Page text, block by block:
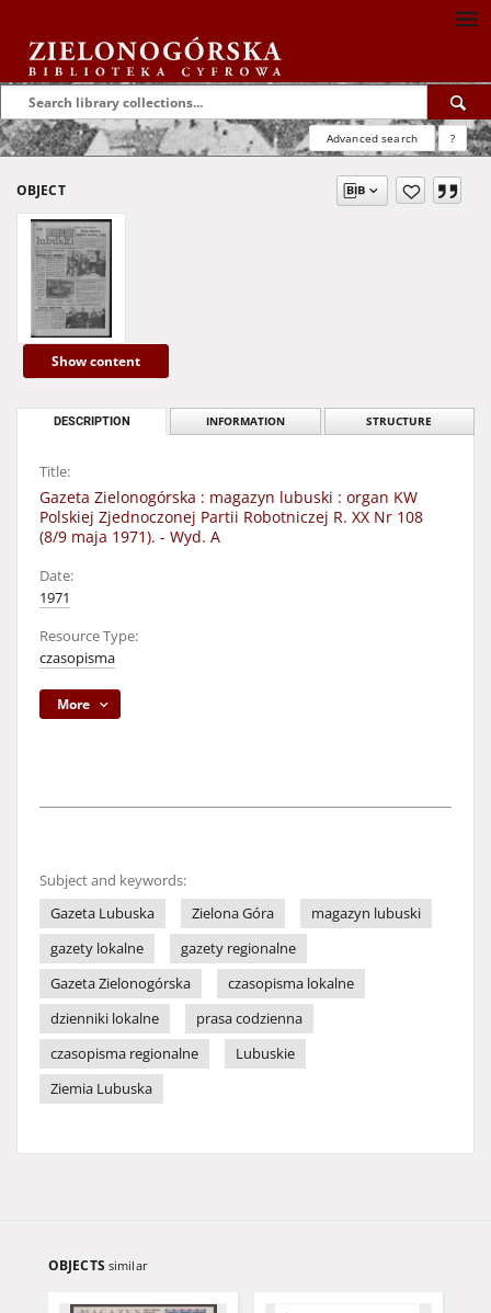
Advanced search ?
OBJECT
Show content
DESCRIPTION INFORMATION STRUCTURE
Title:
Gazeta Zielonogórska : magazyn lubuski : organ KW
Polskiej Zjednoczonej Partii Robotniczej R. XX Nr 108
(8/9 maja 1971). - Wyd. A
Date:
1971
Resource Type:
czasopisma
More
Subject and keywords:
Gazeta Lubuska
Zielona Góra
magazyn lubuski
gazety lokalne
gazety regionalne
Gazeta Zielonogórska
czasopisma lokalne
dzienniki lokalne
prasa codzienna
czasopisma regionalne
Lubuskie
Ziemia Lubuska
OBJECTS similar